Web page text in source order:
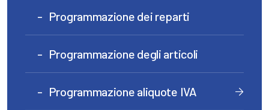
Programmazione dei reparti
Programmazione degli articoli
Programmazione aliquote IVA